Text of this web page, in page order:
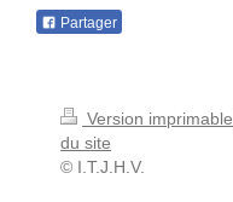
Partager
Version imprimable
du site
© I.T.J.H.V.